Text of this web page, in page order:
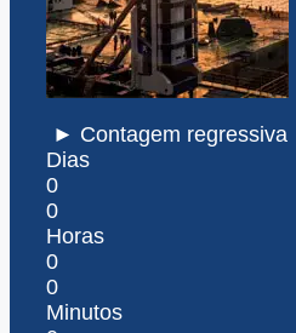
► Contagem regressiva
Dias
0
0
Horas
0
0
Minutos